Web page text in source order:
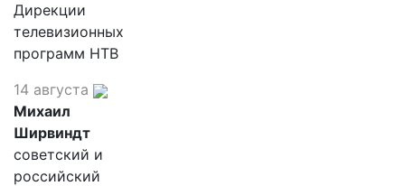
Дирекции
телевизионных
программ НТВ
14 августа
Михаил
Ширвиндт
советский и
российский